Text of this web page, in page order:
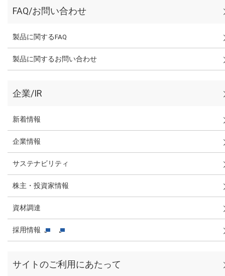
FAQ/お問い合わせ
製品に関するFAQ
製品に関するお問い合わせ
企業/IR
新着情報
企業情報
サステナビリティ
株主・投資家情報
資材調達
採用情報
サイトのご利用にあたって